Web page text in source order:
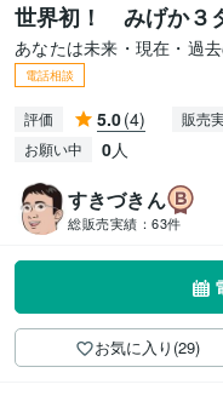
世界初！ みげか３
あなたは未来・現在・過
電話相談
評価 5.0(4) 販売
お願い中 0人
すきづきん
総販売実績： 63件
お気に入り(29)